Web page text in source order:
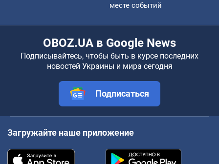
месте событий
OBOZ.UA в Google News
Подписывайтесь, чтобы быть в курсе последних
новостей Украины и мира сегодня
Подписаться
Загружайте наше приложение